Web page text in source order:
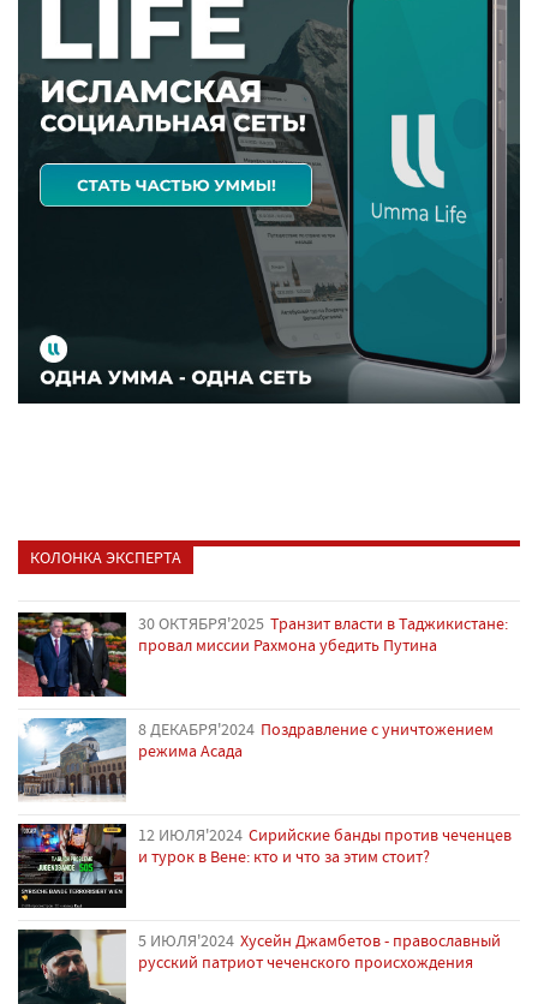
КОЛОНКА ЭКСПЕРТА
30 ОКТЯБРЯ'2025 Транзит власти в Таджикистане:
провал миссии Рахмона убедить Путина
8 ДЕКАБРЯ'2024 Поздравление с уничтожением
режима Асада
12 ИЮЛЯ'2024 Сирийские банды против чеченцев
и турок в Вене: кто и что за этим стоит?
5 ИЮЛЯ'2024 Хусейн Джамбетов - православный
русский патриот чеченского происхождения